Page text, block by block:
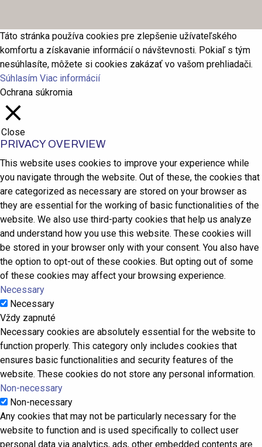
Táto stránka používa cookies pre zlepšenie užívateľského
komfortu a získavanie informácií o návštevnosti. Pokiaľ s tým
nesúhlasíte, môžete si cookies zakázať vo vašom prehliadači.
Súhlasím Viac informácií
Ochrana súkromia
Close
PRIVACY OVERVIEW
This website uses cookies to improve your experience while
you navigate through the website. Out of these, the cookies that
are categorized as necessary are stored on your browser as
they are essential for the working of basic functionalities of the
website. We also use third-party cookies that help us analyze
and understand how you use this website. These cookies will
be stored in your browser only with your consent. You also have
the option to opt-out of these cookies. But opting out of some
of these cookies may affect your browsing experience.
Necessary
Necessary
Vždy zapnuté
Necessary cookies are absolutely essential for the website to
function properly. This category only includes cookies that
ensures basic functionalities and security features of the
website. These cookies do not store any personal information.
Non-necessary
Non-necessary
Any cookies that may not be particularly necessary for the
website to function and is used specifically to collect user
personal data via analytics, ads, other embedded contents are